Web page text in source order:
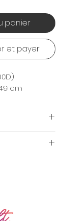
panier
et payer
cm